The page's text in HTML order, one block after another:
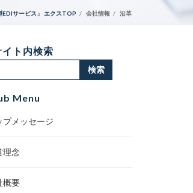
EDIサービス」 エクスTOP 会社情報 沿革
イト内検索
検索
Menu
プメッセージ
理念
概要